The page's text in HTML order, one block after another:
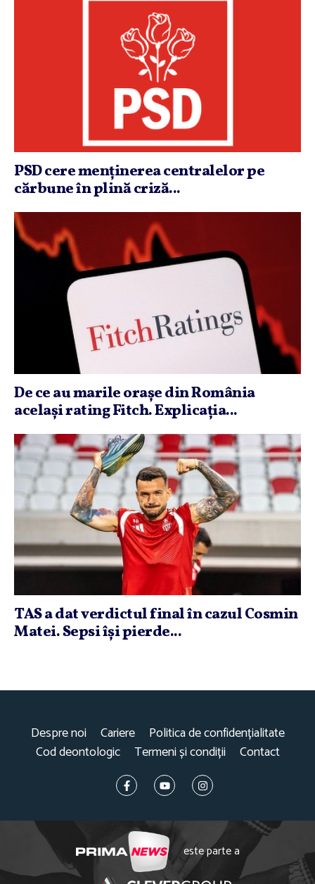
PSD cere menţinerea centralelor pe
cărbune în plină criză...
De ce au marile oraşe din România
acelaşi rating Fitch. Explicaţia...
TAS a dat verdictul final în cazul Cosmin
Matei. Sepsi îşi pierde...
Despre noi Cariere
Politica de confidențialitate
Cod deontologic
Termeni și condiții Contact
este parte a